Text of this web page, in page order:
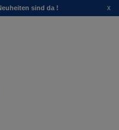
sind da ! x